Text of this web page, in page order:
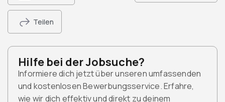
Teilen
Hilfe bei der Jobsuche?
Informiere dich jetzt über unseren umfassenden
und kostenlosen Bewerbungsservice. Erfahre,
wie wir dich effektiv und direkt zu deinem